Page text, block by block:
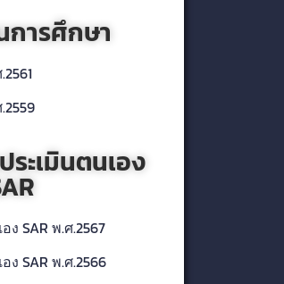
การศึกษา
ระเมินตนเอง
ง SAR พ.ศ.2567
ง SAR พ.ศ.2566